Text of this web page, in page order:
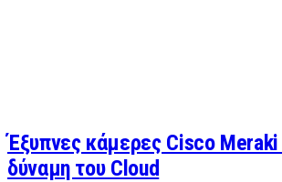
Έξυπνες κάμερες Cisco
δύναμη του Cloud